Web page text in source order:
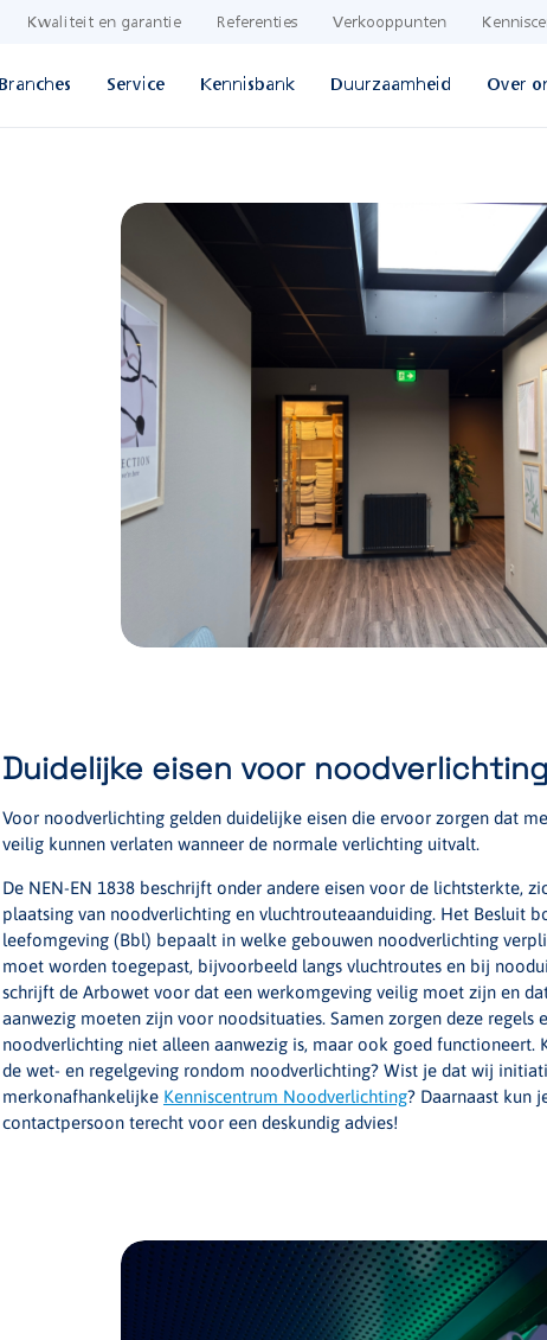
Kwaliteit en garantie Referenties Verkooppunten
Branches Service Kennisbank Duurzaamheid Over
Duidelijke eisen voor noodverlichting
Voor noodverlichting gelden duidelijke eisen die ervoor zorgen dat
veilig kunnen verlaten wanneer de normale verlichting uitvalt.
De NEN-EN 1838 beschrijft onder andere eisen voor de lichtsterkte,
plaatsing van noodverlichting en vluchtrouteaanduiding. Het Besluit
leefomgeving (Bbl) bepaalt in welke gebouwen noodverlichting
moet worden toegepast, bijvoorbeeld langs vluchtroutes en bij
schrijft de Arbowet voor dat een werkomgeving veilig moet zijn en
aanwezig moeten zijn voor noodsituaties. Samen zorgen deze regels
noodverlichting niet alleen aanwezig is, maar ook goed functioneert.
de wet- en regelgeving rondom noodverlichting? Wist je dat wij
merkonafhankelijke Kenniscentrum Noodverlichting? Daarnaast kun
contactpersoon terecht voor een deskundig advies!